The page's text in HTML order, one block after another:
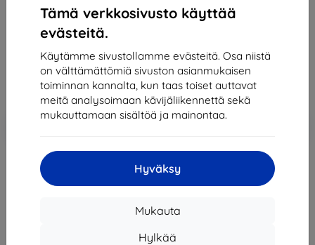
Tämä verkkosivusto käyttää
evästeitä.
Käytämme sivustollamme evästeitä. Osa niistä
on välttämättömiä sivuston asianmukaisen
toiminnan kannalta, kun taas toiset auttavat
meitä analysoimaan kävijäliikennettä sekä
mukauttamaan sisältöä ja mainontaa.
Hyväksy
Mukauta
Hylkää
lisävarusteista!
822,90 €
740,61 €
Alennus kupongilla
Loppuunmyyty